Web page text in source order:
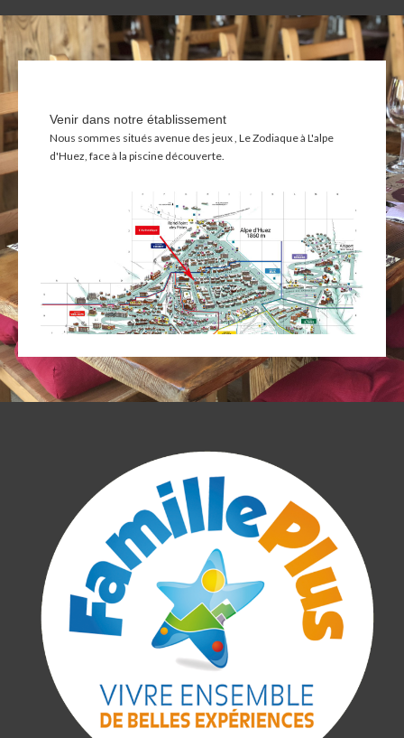
Venir dans notre établissement
Nous sommes situés avenue des jeux , Le Zodiaque à L'alpe
d'Huez, face à la piscine découverte.